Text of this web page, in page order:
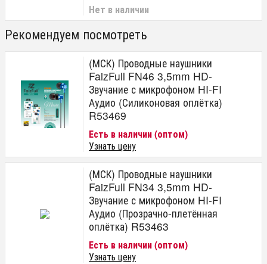
Нет в наличии
Рекомендуем посмотреть
(МСК) Проводные наушники
FaizFull FN46 3,5mm HD-
Звучание с микрофоном HI-FI
Аудио (Силиконовая оплётка)
R53469
Есть в наличии (оптом)
Узнать цену
(МСК) Проводные наушники
FaizFull FN34 3,5mm HD-
Звучание с микрофоном HI-FI
Аудио (Прозрачно-плетённая
оплётка) R53463
Есть в наличии (оптом)
Узнать цену